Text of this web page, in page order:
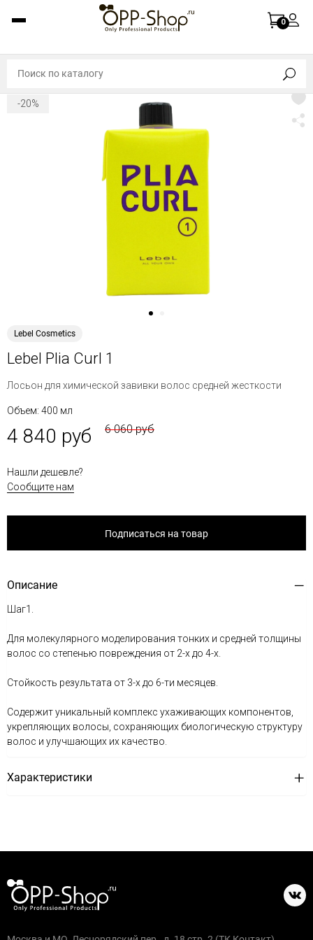
0
-20%
Lebel Cosmetics
Lebel Plia Curl 1
Лосьон для химической завивки волос средней жесткости
Объем: 400 мл
4 840 руб 6 060 руб
Нашли дешевле?
Сообщите нам
Подписаться на товар
Описание
Шаг1.
Для молекулярного моделирования тонких и средней толщины
волос со степенью повреждения от 2-х до 4-х.
Стойкость результата от 3-х до 6-ти месяцев.
Содержит уникальный комплекс ухаживающих компонентов,
укрепляющих волосы, сохраняющих биологическую структуру
волос и улучшающих их качество.
Характеристики